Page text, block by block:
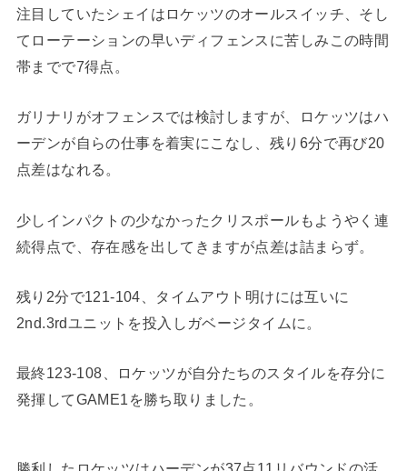
注目していたシェイはロケッツのオールスイッチ、そし
てローテーションの早いディフェンスに苦しみこの時間
帯までで7得点。
ガリナリがオフェンスでは検討しますが、ロケッツはハ
ーデンが自らの仕事を着実にこなし、残り6分で再び20
点差はなれる。
少しインパクトの少なかったクリスポールもようやく連
続得点で、存在感を出してきますが点差は詰まらず。
残り2分で121-104、タイムアウト明けには互いに
2nd.3rdユニットを投入しガベージタイムに。
最終123-108、ロケッツが自分たちのスタイルを存分に
発揮してGAME1を勝ち取りました。